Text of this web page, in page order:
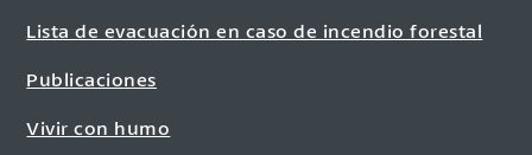
Lista de evacuación en caso de incendio forestal
Publicaciones
Vivir con humo